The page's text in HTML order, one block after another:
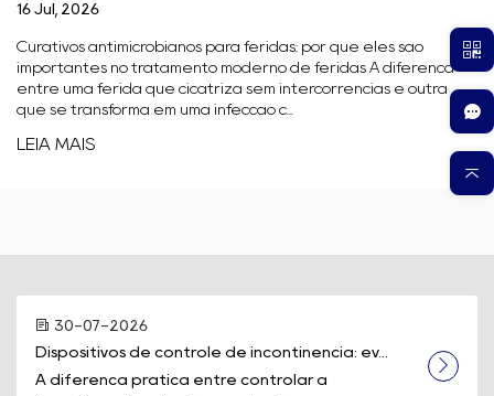
16 Jul, 2026
Curativos antimicrobianos para feridas: por que eles são
importantes no tratamento moderno de feridas A diferença
entre uma ferida que cicatriza sem intercorrências e outra
que se transforma em uma infecção c...
LEIA MAIS
30-07-2026
Dispositivos de controle de incontinência: ev...
A diferença prática entre controlar a